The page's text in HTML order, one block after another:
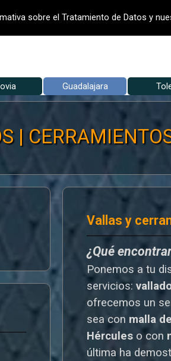
sobre el Tratamiento de Datos y
FINCAS
Saltar menú
▼
Guadalajara ▼
|
Vallas y
¿Qué
Ponemos a tu
servicios:
ofrecemos un
sea con malla
Hércules o con
última ha